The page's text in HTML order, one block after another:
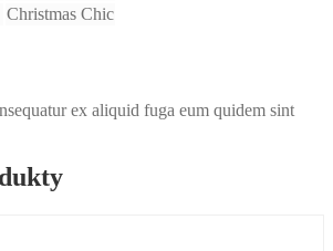
Christmas Chic
ex aliquid fuga eum quidem sint